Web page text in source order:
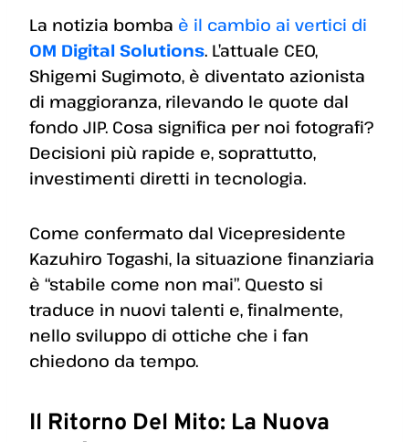
La notizia bomba è il cambio ai vertici di
OM Digital Solutions. L’attuale CEO,
Shigemi Sugimoto, è diventato azionista
di maggioranza, rilevando le quote dal
fondo JIP. Cosa significa per noi fotografi?
Decisioni più rapide e, soprattutto,
investimenti diretti in tecnologia.
Come confermato dal Vicepresidente
Kazuhiro Togashi, la situazione finanziaria
è “stabile come non mai”. Questo si
traduce in nuovi talenti e, finalmente,
nello sviluppo di ottiche che i fan
chiedono da tempo.
Il Ritorno Del Mito: La Nuova